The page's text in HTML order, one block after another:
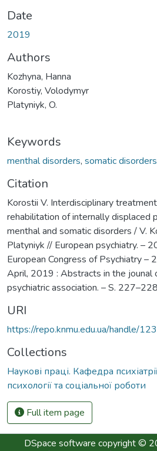
Date
2019
Authors
Kozhyna, Hanna
Korostiy, Volodymyr
Platyniyk, O.
Keywords
menthal disorders, somatic disorders
Citation
Korostii V. Interdisciplinary
rehabilitation of internally displaced
menthal and somatic disorders / V.
Platyniyk // European psychiatry. –
European Congress of Psychiatry –
April, 2019 : Abstracts in the jounal
psychiatric association. – S.
URI
https://repo.knmu.edu.ua/handle/
Collections
Наукові праці. Кафедра
психології та соціальної роботи
Full item page
DSpace software copyright ©